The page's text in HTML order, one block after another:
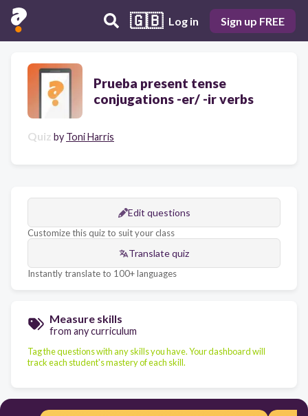
🇬🇧 Log in Sign up FREE
Prueba present tense
conjugations -er/ -ir verbs
Quiz by Toni Harris
Edit questions
Customize this quiz to suit your class
Translate quiz
Instantly translate to 100+ languages
Measure skills
from any curriculum
Tag the questions with any skills you have. Your dashboard will
track each student's mastery of each skill.